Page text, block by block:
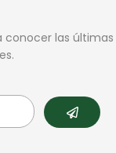
conocer las últimas